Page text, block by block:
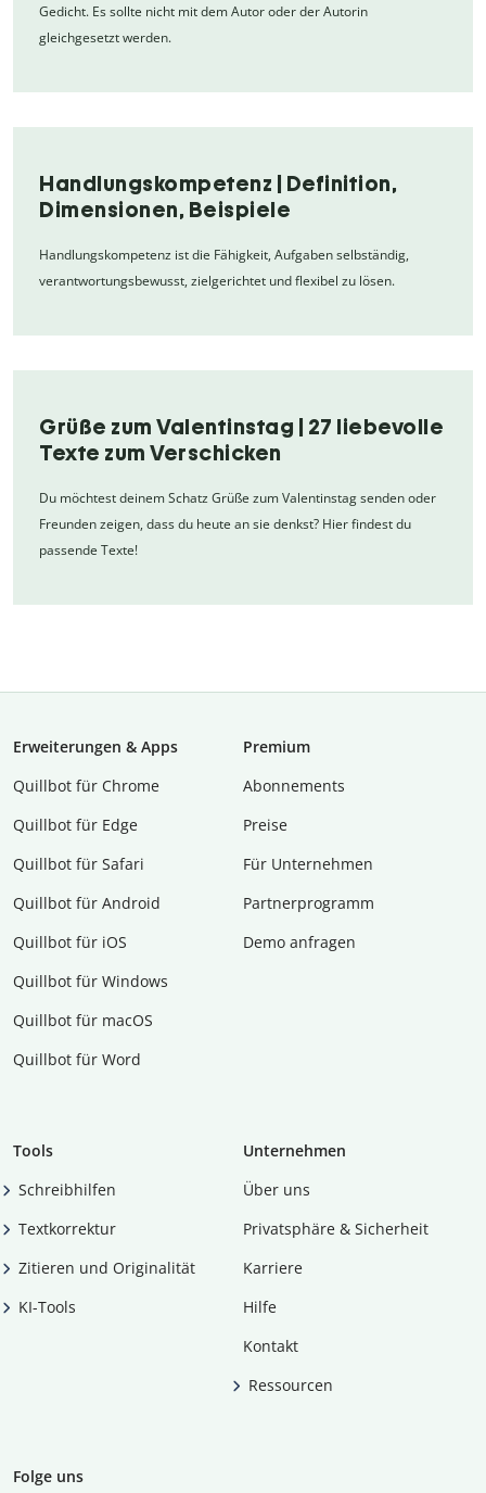
Gedicht. Es sollte nicht mit dem Autor oder der Autorin
gleichgesetzt werden.
Handlungskompetenz | Definition,
Dimensionen, Beispiele
Handlungskompetenz ist die Fähigkeit, Aufgaben selbständig,
verantwortungsbewusst, zielgerichtet und flexibel zu lösen.
Grüße zum Valentinstag | 27 liebevolle
Texte zum Verschicken
Du möchtest deinem Schatz Grüße zum Valentinstag senden oder
Freunden zeigen, dass du heute an sie denkst? Hier findest du
passende Texte!
Erweiterungen & Apps
Quillbot für Chrome
Quillbot für Edge
Quillbot für Safari
Quillbot für Android
Quillbot für iOS
Quillbot für Windows
Quillbot für macOS
Quillbot für Word
Premium
Abon­ne­ments
Preise
Für Unternehmen
Partnerprogramm
Demo anfragen
Tools
Schreibhilfen
Textkorrektur
Zitieren und Originalität
KI-Tools
Unternehmen
Über uns
Privatsphäre & Sicherheit
Karriere
Hilfe
Kontakt
Ressourcen
Folge uns